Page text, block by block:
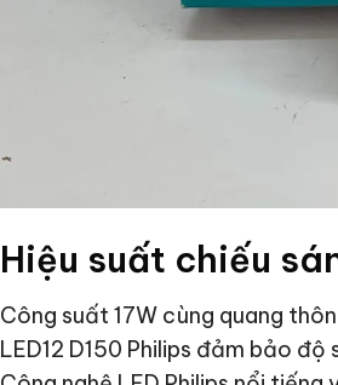
Hiệu suất chiếu
Công suất 17W cùng quang
LED12 D150 Philips đảm bảo